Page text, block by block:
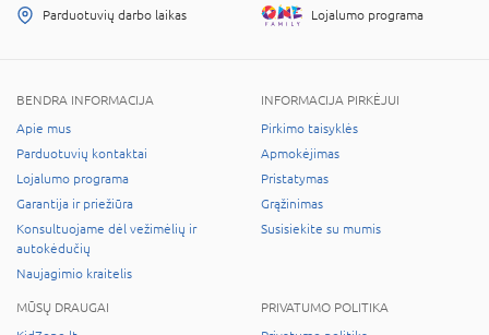
Parduotuvių darbo laikas Lojalumo programa
BENDRA INFORMACIJA
Apie mus
Parduotuvių kontaktai
Lojalumo programa
Garantija ir priežiūra
Konsultuojame dėl vežimėlių ir
autokėdučių
Naujagimio kraitelis
INFORMACIJA PIRKĖJUI
Pirkimo taisyklės
Apmokėjimas
Pristatymas
Grąžinimas
Susisiekite su mumis
MŪSŲ DRAUGAI
PRIVATUMO POLITIKA